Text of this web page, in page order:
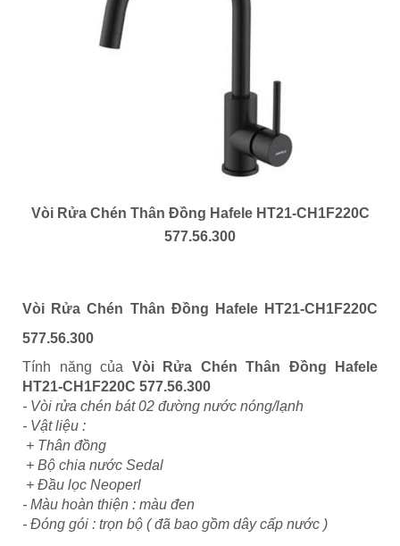
Vòi Rửa Chén Thân Đồng Hafele HT21-CH1F220C
577.56.300
Vòi Rửa Chén Thân Đồng Hafele HT21-CH1F220C
577.56.300
Tính năng của Vòi Rửa Chén Thân Đồng Hafele
HT21-CH1F220C 577.56.300
- Vòi rửa chén bát 02 đường nước nóng/lạnh
- Vật liệu :
+ Thân đồng
+ Bộ chia nước Sedal
+ Đầu lọc Neoperl
- Màu hoàn thiện : màu đen
- Đóng gói : trọn bộ ( đã bao gồm dây cấp nước )